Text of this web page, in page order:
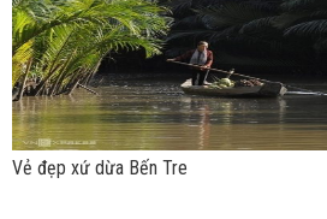
Vẻ đẹp xứ dừa Bến Tre